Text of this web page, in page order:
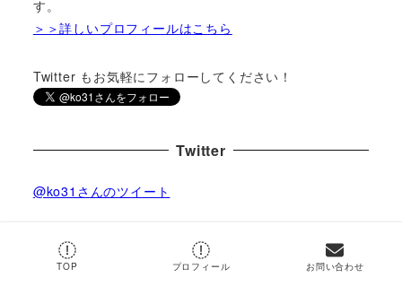
す。
＞＞詳しいプロフィールはこちら
Twitter もお気軽にフォローしてください！
Twitter
@ko31さんのツイート
by @ko31
TOP プロフィール お問い合わせ